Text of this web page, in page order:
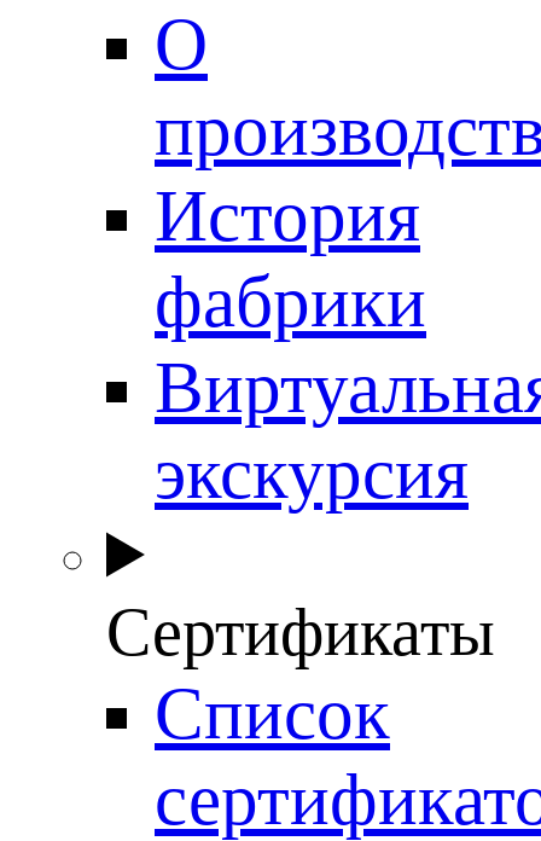
О
История
фабрики
экскурсия
Сертификаты
Список